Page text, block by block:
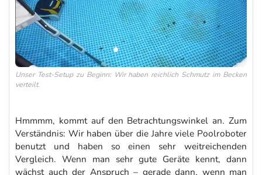
Unser Test-Setup zu Beginn: Wir haben reichlich Schmutz im Becken
verteilt.
Hmmmm, kommt auf den Betrachtungswinkel an. Zum
Verständnis: Wir haben über die Jahre viele Poolroboter
benutzt und haben so einen sehr weitreichenden
Vergleich. Wenn man sehr gute Geräte kennt, dann
wächst auch der Anspruch – gerade dann, wenn man